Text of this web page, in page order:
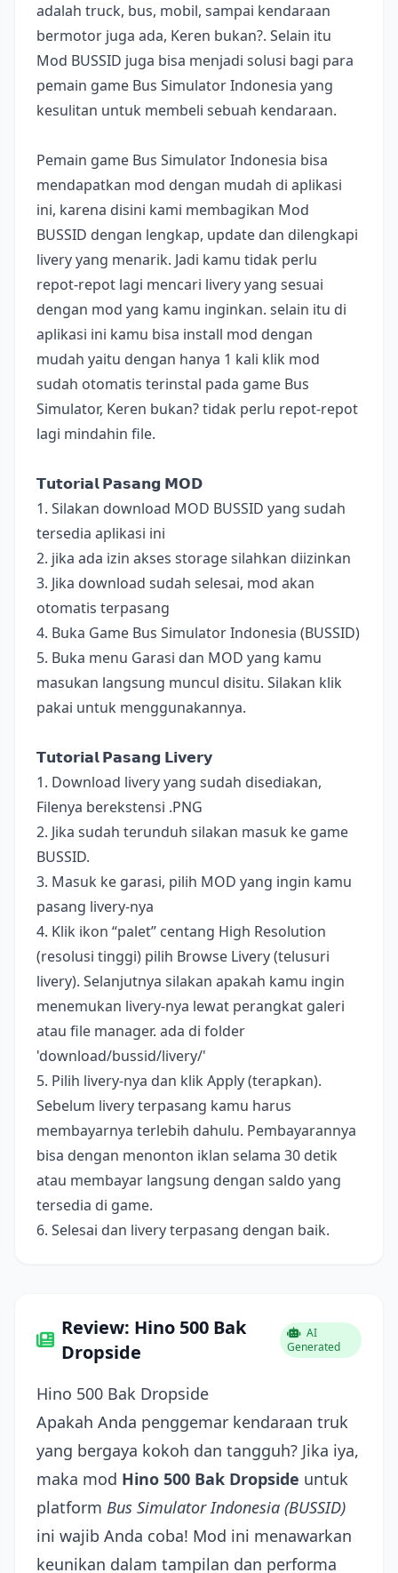
adalah truck, bus, mobil, sampai kendaraan
bermotor juga ada, Keren bukan?. Selain itu
Mod BUSSID juga bisa menjadi solusi bagi para
pemain game Bus Simulator Indonesia yang
kesulitan untuk membeli sebuah kendaraan.
Pemain game Bus Simulator Indonesia bisa
mendapatkan mod dengan mudah di aplikasi
ini, karena disini kami membagikan Mod
BUSSID dengan lengkap, update dan dilengkapi
livery yang menarik. Jadi kamu tidak perlu
repot-repot lagi mencari livery yang sesuai
dengan mod yang kamu inginkan. selain itu di
aplikasi ini kamu bisa install mod dengan
mudah yaitu dengan hanya 1 kali klik mod
sudah otomatis terinstal pada game Bus
Simulator, Keren bukan? tidak perlu repot-repot
lagi mindahin file.
𝗧𝘂𝘁𝗼𝗿𝗶𝗮𝗹 𝗣𝗮𝘀𝗮𝗻𝗴 𝗠𝗢𝗗
1. Silakan download MOD BUSSID yang sudah
tersedia aplikasi ini
2. jika ada izin akses storage silahkan diizinkan
3. Jika download sudah selesai, mod akan
otomatis terpasang
4. Buka Game Bus Simulator Indonesia (BUSSID)
5. Buka menu Garasi dan MOD yang kamu
masukan langsung muncul disitu. Silakan klik
pakai untuk menggunakannya.
𝗧𝘂𝘁𝗼𝗿𝗶𝗮𝗹 𝗣𝗮𝘀𝗮𝗻𝗴 𝗟𝗶𝘃𝗲𝗿𝘆
1. Download livery yang sudah disediakan,
Filenya berekstensi .PNG
2. Jika sudah terunduh silakan masuk ke game
BUSSID.
3. Masuk ke garasi, pilih MOD yang ingin kamu
pasang livery-nya
4. Klik ikon “palet” centang High Resolution
(resolusi tinggi) pilih Browse Livery (telusuri
livery). Selanjutnya silakan apakah kamu ingin
menemukan livery-nya lewat perangkat galeri
atau file manager. ada di folder
'download/bussid/livery/'
5. Pilih livery-nya dan klik Apply (terapkan).
Sebelum livery terpasang kamu harus
membayarnya terlebih dahulu. Pembayarannya
bisa dengan menonton iklan selama 30 detik
atau membayar langsung dengan saldo yang
tersedia di game.
6. Selesai dan livery terpasang dengan baik.
Review: Hino 500 Bak
Dropside
AI
Generated
Hino 500 Bak Dropside
Apakah Anda penggemar kendaraan truk
yang bergaya kokoh dan tangguh? Jika iya,
maka mod Hino 500 Bak Dropside untuk
platform Bus Simulator Indonesia (BUSSID)
ini wajib Anda coba! Mod ini menawarkan
keunikan dalam tampilan dan performa